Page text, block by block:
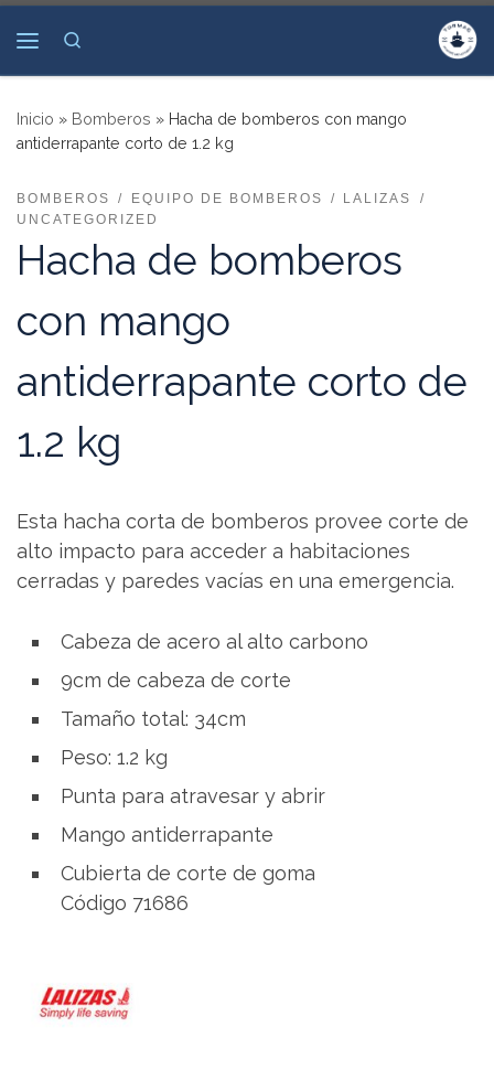
Saltar al contenido
Inicio » Bomberos » Hacha de bomberos con mango
antiderrapante corto de 1.2 kg
BOMBEROS EQUIPO DE BOMBEROS
LALIZAS
UNCATEGORIZED
Hacha de bomberos
con mango
antiderrapante corto de
1.2 kg
Esta hacha corta de bomberos provee corte de
alto impacto para acceder a habitaciones
cerradas y paredes vacías en una emergencia.
Cabeza de acero al alto carbono
9cm de cabeza de corte
Tamaño total: 34cm
Peso: 1.2 kg
Punta para atravesar y abrir
Mango antiderrapante
Cubierta de corte de goma
Código 71686